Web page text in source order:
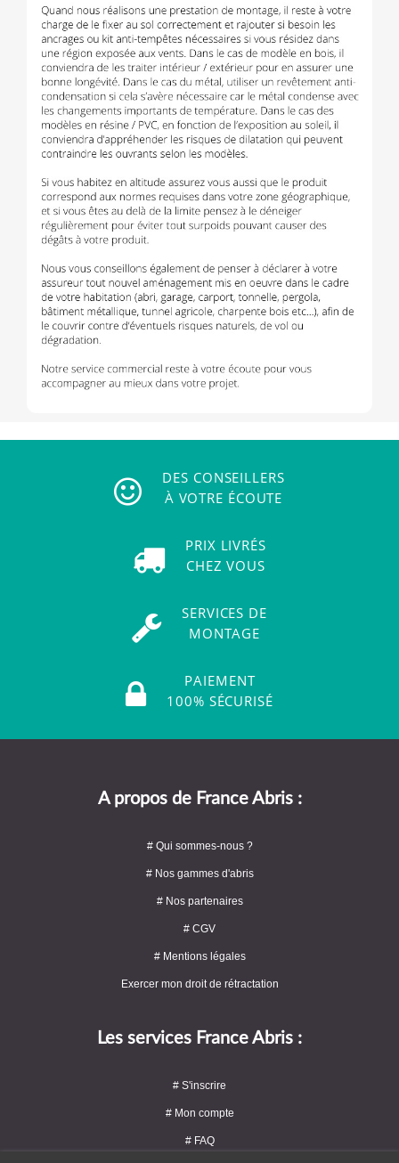
DES CONSEILLERS
À VOTRE ÉCOUTE
PRIX LIVRÉS
CHEZ VOUS
SERVICES DE
MONTAGE
PAIEMENT
100% SÉCURISÉ
A propos de France Abris :
# Qui sommes-nous ?
# Nos gammes d'abris
# Nos partenaires
# CGV
# Mentions légales
Exercer mon droit de rétractation
Les services France Abris :
# S'inscrire
# Mon compte
# FAQ